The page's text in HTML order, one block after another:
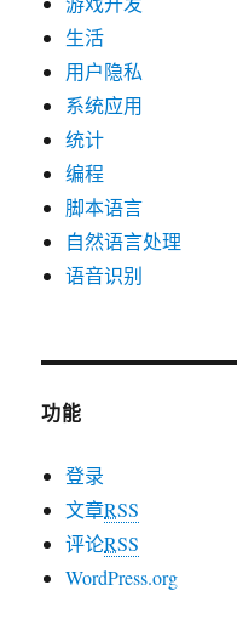
生活
用户隐私
系统应用
统计
编程
脚本语言
自然语言处理
语音识别
功能
登录
文章RSS
评论RSS
WordPress.org